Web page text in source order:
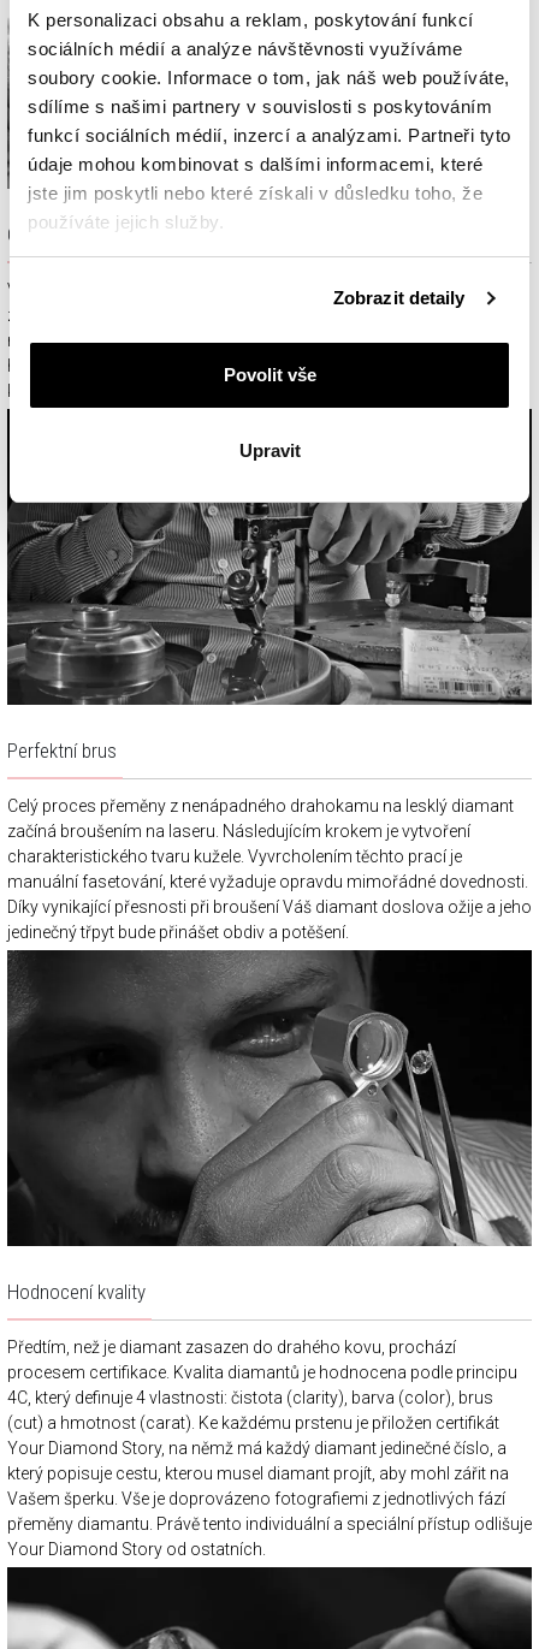
K personalizaci obsahu a reklam, poskytování funkcí
sociálních médií a analýze návštěvnosti využíváme
soubory cookie. Informace o tom, jak náš web používáte,
sdílíme s našimi partnery v souvislosti s poskytováním
funkcí sociálních médií, inzercí a analýzami. Partneři tyto
údaje mohou kombinovat s dalšími informacemi, které
jste jim poskytli nebo které získali v důsledku toho, že
používáte jejich služby.
Zásadách ochrany osobních údajů
Zobrazit detaily
Povolit vše
Upravit
Odhalte skrytou krásu
Využívání nejnovějších 3D technologií v kombinaci se znalostmi a
zkušenostmi odborníků umožňuje z krystalu drahokamu vytvořit
nádherný diamant. Tento proces se nazývá mapování. Konečná
hmotnost diamantu je zpravidla 30 – 40 % z původní hmotnosti
krystalu.
Perfektní brus
Celý proces přeměny z nenápadného drahokamu na lesklý diamant
začíná broušením na laseru. Následujícím krokem je vytvoření
charakteristického tvaru kužele. Vyvrcholením těchto prací je
manuální fasetování, které vyžaduje opravdu mimořádné dovednosti.
Díky vynikající přesnosti při broušení Váš diamant doslova ožije a jeho
jedinečný třpyt bude přinášet obdiv a potěšení.
Hodnocení kvality
Předtím, než je diamant zasazen do drahého kovu, prochází
procesem certifikace. Kvalita diamantů je hodnocena podle principu
4C, který definuje 4 vlastnosti: čistota (clarity), barva (color), brus
(cut) a hmotnost (carat). Ke každému prstenu je přiložen certifikát
Your Diamond Story, na němž má každý diamant jedinečné číslo, a
který popisuje cestu, kterou musel diamant projít, aby mohl zářit na
Vašem šperku. Vše je doprovázeno fotografiemi z jednotlivých fází
přeměny diamantu. Právě tento individuální a speciální přístup odlišuje
Your Diamond Story od ostatních.